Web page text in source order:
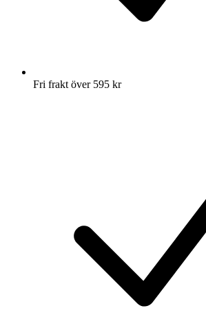
Fri frakt över 595 kr